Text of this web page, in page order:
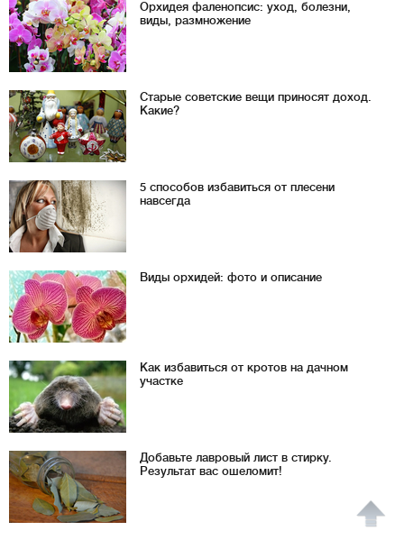
Орхидея фаленопсис: уход, болезни,
виды, размножение
Старые советские вещи приносят доход.
Какие?
5 способов избавиться от плесени
навсегда
Виды орхидей: фото и описание
Как избавиться от кротов на дачном
участке
Добавьте лавровый лист в стирку.
Результат вас ошеломит!